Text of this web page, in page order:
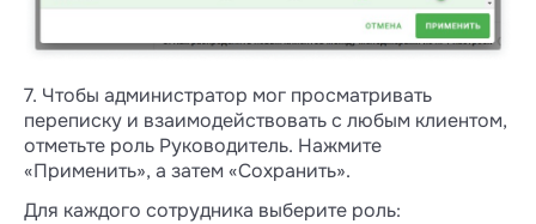
7. Чтобы администратор мог просматривать
переписку и взаимодействовать с любым клиентом,
отметьте роль Руководитель. Нажмите
«Применить», а затем «Сохранить».
Для каждого сотрудника выберите роль: